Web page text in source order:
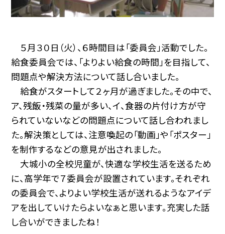
５月３０日（火）、６時間目は「委員会」活動でした。
給食委員会では、「よりよい給食の時間」を目指して、
問題点や解決方法について話し合いました。
給食がスタートして２ヶ月が過ぎました。その中で、
ア、残飯・残菜の量が多い、イ、食器の片付け方が守
られていないなどの問題点について話し合われまし
た。解決策としては、注意喚起の「動画」や「ポスター」
を制作するなどの意見が出されました。
大城小の全校児童が、快適な学校生活を送るため
に、高学年で７委員会が設置されています。それぞれ
の委員会で、よりよい学校生活が送れるようなアイデ
アを出していけたらよいなぁと思います。充実した話
し合いができましたね！